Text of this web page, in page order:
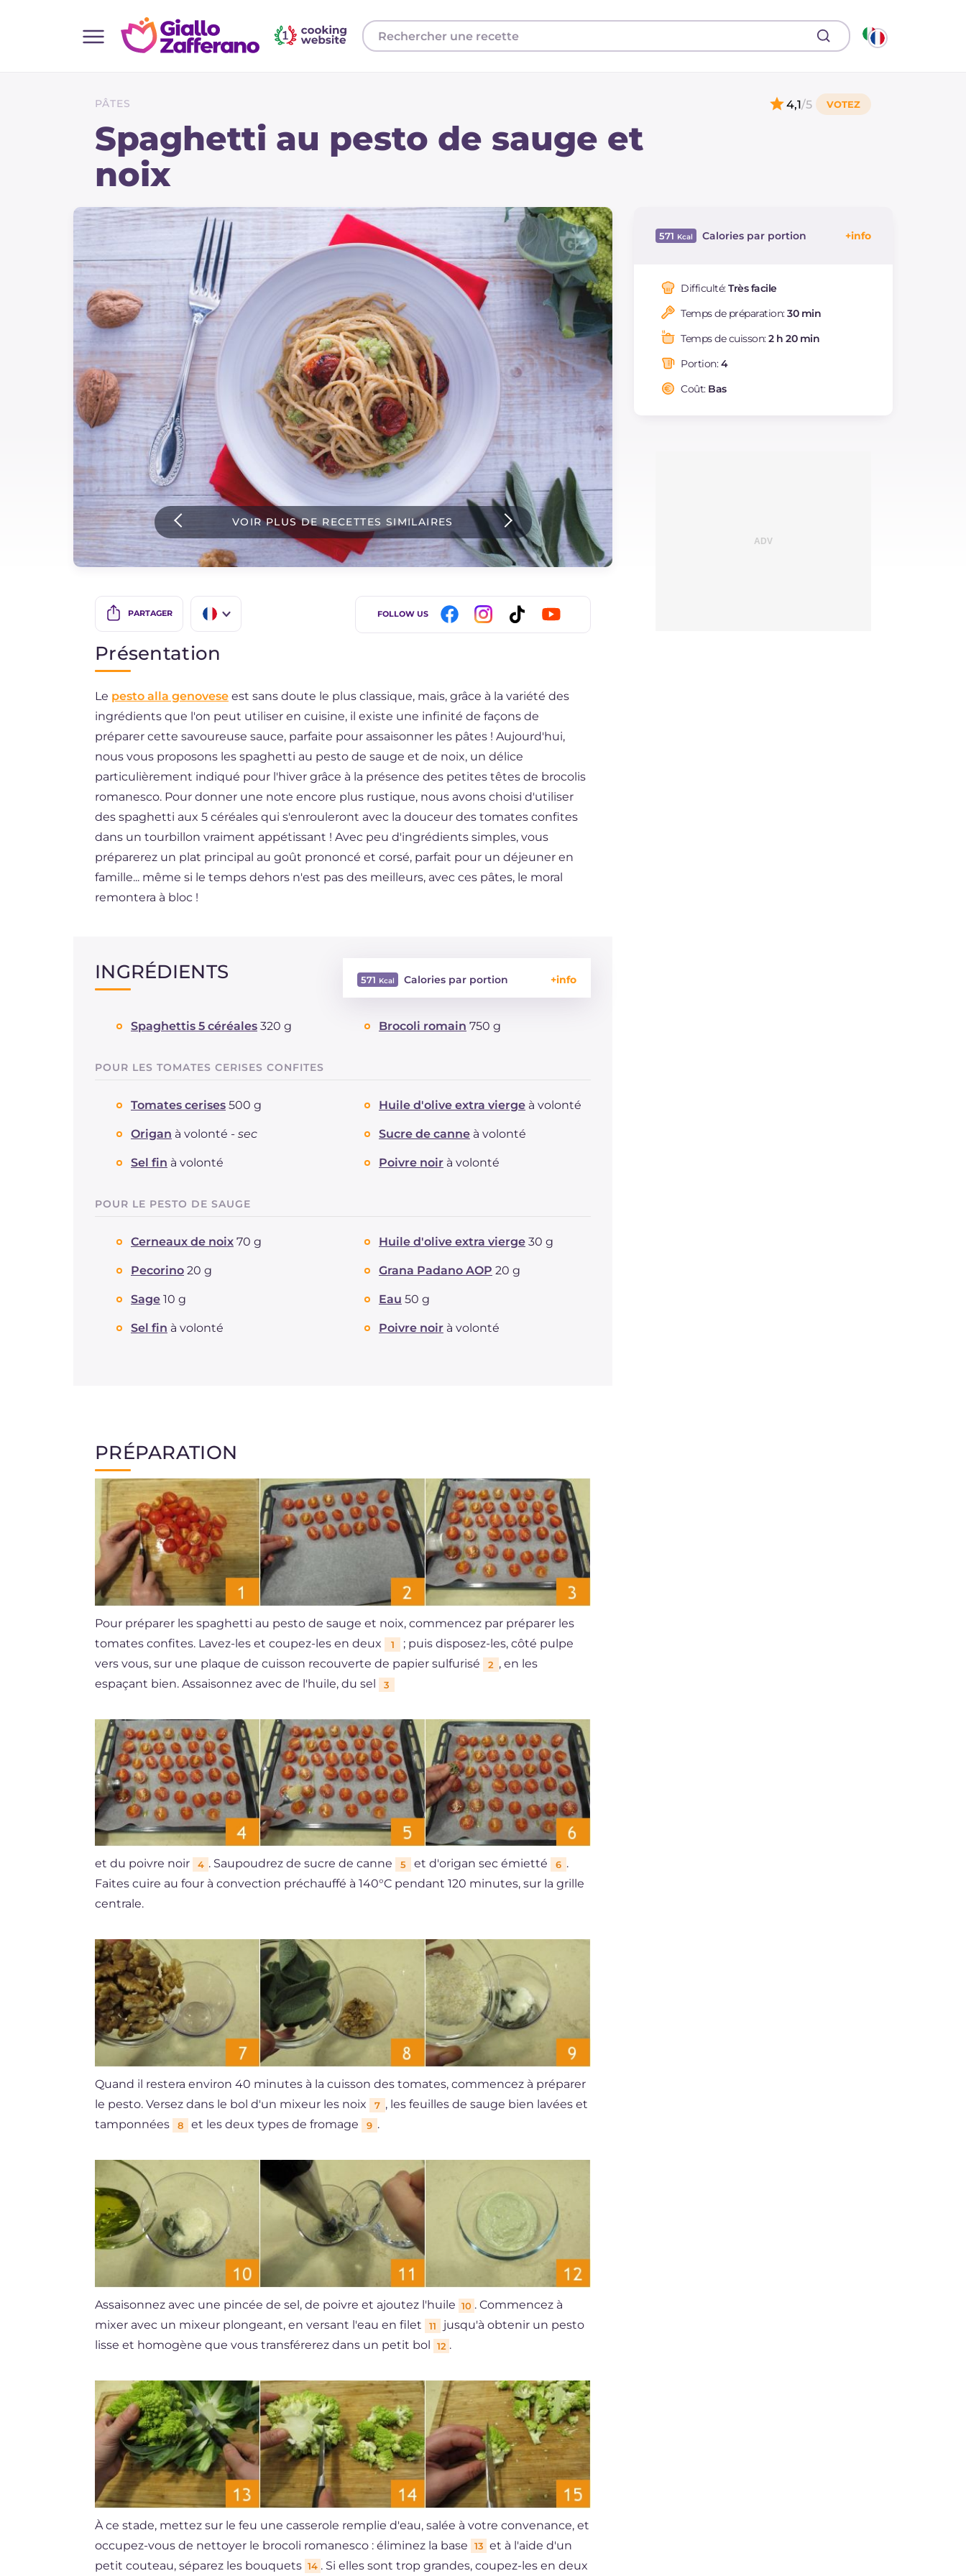
Toutes les recettes
Plats principaux
Accompagnement
Gateaux et patisserie
Dernieres recettes
IT Website
Instagram
YouTube
PÂTES
Spaghetti au pesto de sauge et
noix
4,1/5
VOIR PLUS DE RECETTES SIMILAIRES
PARTAGER
DE
BR
NL
FOLLOW US
571 Calories par portion
Dont sucres
Protéine g
Graisses g
saturés
Fibre
Cholestérol
Difficulté:Très facile
Temps de préparation:30 min
Temps de cuisson:2 h 20 min
Portion:4
Coût: Bas
Présentation
Le pesto alla genovese est sans doute le plus classique, mais, grâce à la variété des
ingrédients que l'on peut utiliser en cuisine, il existe une infinité de façons de
préparer cette savoureuse sauce, parfaite pour assaisonner les pâtes ! Aujourd'hui,
nous vous proposons les spaghetti au pesto de sauge et de noix, un délice
particulièrement indiqué pour l'hiver grâce à la présence des petites têtes de brocolis
romanesco. Pour donner une note encore plus rustique, nous avons choisi d'utiliser
des spaghetti aux 5 céréales qui s'enrouleront avec la douceur des tomates confites
dans un tourbillon vraiment appétissant ! Avec peu d'ingrédients simples, vous
préparerez un plat principal au goût prononcé et corsé, parfait pour un déjeuner en
famille... même si le temps dehors n'est pas des meilleurs, avec ces pâtes, le moral
remontera à bloc !
INGRÉDIENTS 571 Calories par portion
Glucides
dont acides gras saturés g 4.85
Cholestérol mg
Sodium
Spaghettis 5 céréales 320 g Brocoli romain 750 g
POUR LES TOMATES CERISES CONFITES
Tomates cerises 500 g Huile d'olive extra vierge à volonté
Origan à volonté - sec Sucre de canne à volonté
Sel fin à volonté Poivre noir à volonté
POUR LE PESTO DE SAUGE
Cerneaux de noix 70 g Huile d'olive extra vierge 30 g
Pecorino 20 g Grana Padano AOP 20 g
Sage 10 g Eau 50 g
Sel fin à volonté Poivre noir à volonté
PRÉPARATION
Pour préparer les spaghetti au pesto de sauge et noix, commencez par préparer les
tomates confites. Lavez-les et coupez-les en deux
1
; puis disposez-les, côté pulpe
vers vous, sur une plaque de cuisson recouverte de papier sulfurisé
2 , en les
espaçant bien. Assaisonnez avec de l'huile, du sel
3
et du poivre noir 4 . Saupoudrez de sucre de canne 5 et d'origan sec émietté 6 .
Faites cuire au four à convection préchauffé à 140°C pendant 120 minutes, sur la grille
centrale.
Quand il restera environ 40 minutes à la cuisson des tomates, commencez à préparer
le pesto. Versez dans le bol d'un mixeur les noix
7 , les feuilles de sauge bien lavées et
tamponnées
8 et les deux types de fromage 9 .
Assaisonnez avec une pincée de sel, de poivre et ajoutez l'huile 10 . Commencez à
mixer avec un mixeur plongeant, en versant l'eau en filet
11
jusqu'à obtenir un pesto
lisse et homogène que vous transférerez dans un petit bol
12 .
À ce stade, mettez sur le feu une casserole remplie d'eau, salée à votre convenance, et
occupez-vous de nettoyer le brocoli romanesco : éliminez la base
13 et à l'aide d'un
petit couteau, séparez les bouquets 14 . Si elles sont trop grandes, coupez-les en deux